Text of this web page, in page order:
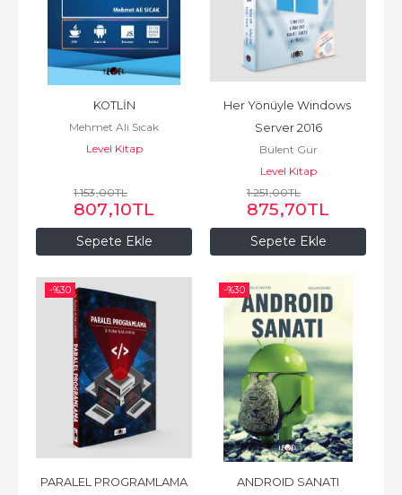
Sepete Ekle
KOTLİN
Mehmet Ali Sıcak
Level Kitap
1.153,00TL
807,10TL
Sepete Ekle
Her Yönüyle Windows
Server 2016
Bülent Gür
Level Kitap
1.251,00TL
875,70TL
-%30
PARALEL PROGRAMLAMA
-%30
ANDROID SANATI